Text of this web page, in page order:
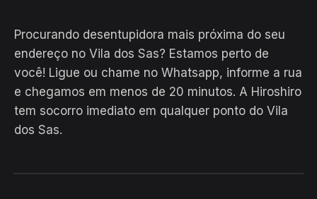
Procurando desentupidora mais próxima do seu
endereço no Vila dos Sas? Estamos perto de
você! Ligue ou chame no Whatsapp, informe a rua
e chegamos em menos de 20 minutos. A Hiroshiro
tem socorro imediato em qualquer ponto do Vila
dos Sas.
EM CAMPO